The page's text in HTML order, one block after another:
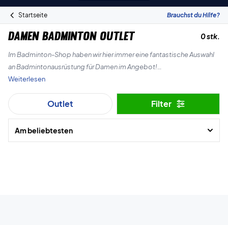
Startseite Brauchst du Hilfe?
Damen Badminton OUTLET 0 stk.
Im Badminton-Shop haben wir hier immer eine fantastische Auswahl
an Badmintonausrüstung für Damen im Angebot!
Damen und finde deine günstigen Favoriten.
Weiterlesen
Outlet Filter
Am beliebtesten